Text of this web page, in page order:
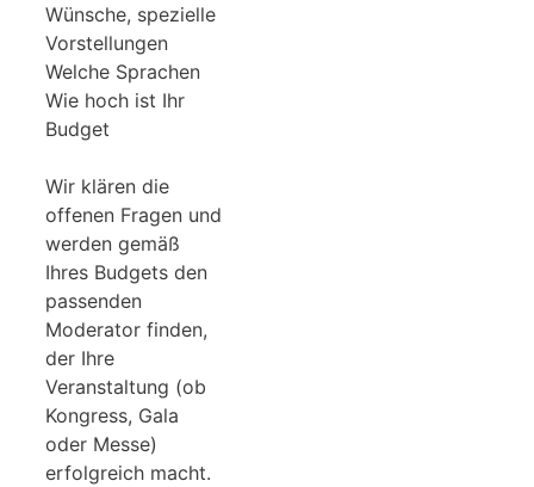
Wünsche, spezielle
Vorstellungen
Welche Sprachen
Wie hoch ist Ihr
Budget
Wir klären die
offenen Fragen und
werden gemäß
Ihres Budgets den
passenden
Moderator finden,
der Ihre
Veranstaltung (ob
Kongress, Gala
oder Messe)
erfolgreich macht.